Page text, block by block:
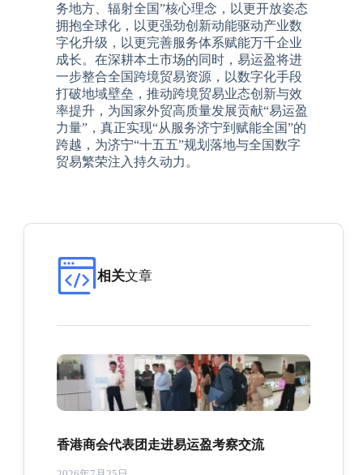
务地方、辐射全国”核心理念，以更开放姿态
拥抱全球化，以更强劲创新动能驱动产业数
字化升级，以更完善服务体系赋能万千企业
成长。在深耕本土市场的同时，易运盈将进
一步整合全国跨境贸易资源，以数字化手段
打破地域壁垒，推动跨境贸易业态创新与效
率提升，为国家外贸高质量发展贡献“易运盈
力量”，真正实现“从服务济宁到赋能全国”的
跨越，为济宁“十五五”规划落地与全国数字
贸易繁荣注入持久动力。
相关文章
香港商会代表团走进易运盈考察交流